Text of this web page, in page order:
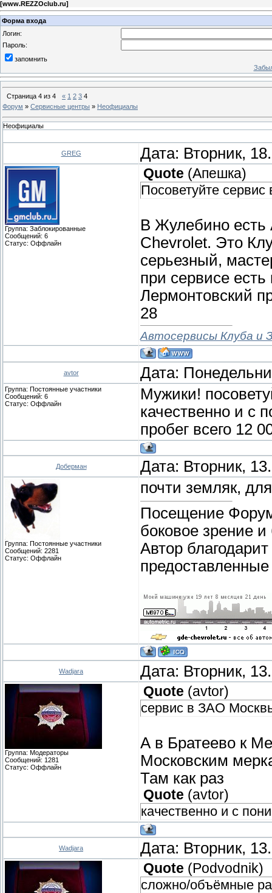
[www.REZZOclub.ru]
Форма входа
Логин:
Пароль:
запомнить
Страница 4 из 4 « 1 2 3 4
Форум » Сервисные центры » Неофициалы
Неофициалы
GREG Дата: Вторник,
Группа: Заблокированные
Сообщений: 6
Статус: Оффлайн
Quote (Апешка)
Посоветуйте
В Жулебино есть
Chevrolet. Это
серьезный,
при сервисе
Лермонтовский
28
Автосервисы Клуба и
avtor Дата:
Группа: Постоянные участники
Сообщений: 6
Статус: Оффлайн
Мужики!
качественно и с
пробег всего 12
Доберман Дата: Вторник,
Группа: Постоянные участники
Сообщений: 2281
Статус: Оффлайн
почти земляк,
Посещение
боковое зрение и
Автор
Wadjara Дата: Вторник,
Группа: Модераторы
Сообщений: 1281
Статус: Оффлайн
Quote (avtor)
сервис в ЗАО
А в Братеево к
Московским
Там как раз
Quote (avtor)
качественно и с
Wadjara Дата: Вторник,
Quote (Podvodnik)
сложно/объёмные